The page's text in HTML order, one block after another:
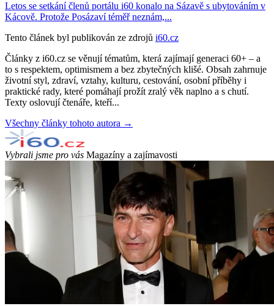
Letos se setkání členů portálu i60 konalo na Sázavě s ubytováním v
Kácově. Protože Posázaví téměř neznám,...
Tento článek byl publikován ze zdrojů i60.cz
Články z i60.cz se věnují tématům, která zajímají generaci 60+ – a
to s respektem, optimismem a bez zbytečných klišé. Obsah zahrnuje
životní styl, zdraví, vztahy, kulturu, cestování, osobní příběhy i
praktické rady, které pomáhají prožít zralý věk naplno a s chutí.
Texty oslovují čtenáře, kteří...
Všechny články tohoto autora →
Vybrali jsme pro vás Magazíny a zajímavosti